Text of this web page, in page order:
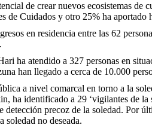
de crear nuevos ecosistemas
Cuidados y otro 25% ha
en residencia entre las 62
ha atendido a 327 personas en
han llegado a cerca de 10.000
a nivel comarcal en torno a la
identificado a 29 ‘vigilantes de
precoz de la soledad. Por
soledad no deseada.